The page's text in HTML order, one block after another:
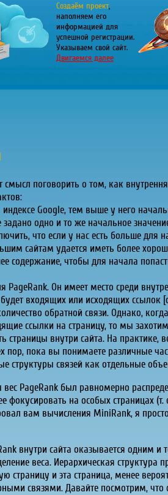
Создаём проект,
наполняем его
информацией для
успешной регистрации.
Указываем свой сайт.
Двигаемся далее
поговорить о том, как
Google, тем выше у него
одно и то же начальное
что если у нас есть больше для
сайтам удается иметь более
чтобы для начала
PageRank. Он имеет место среди
входящих или исходящих
обратной связи. Однако,
ссылки на страницу, то мы
внутри сайта. На практике,
пока вы понимаете различные
структуры связей как отдельные
PageRank был равномерно
на особых страницах
вам вычисления MiniRank, я
внутри сайта оказывается одним и
веса. Иерархическая
страницу и эта страница, менее
связями. Давайте посмотрим,